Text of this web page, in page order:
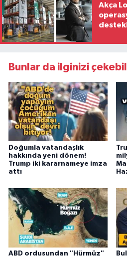
Akça
Bunlar da ilginizi
Doğumla vatandaşlık
hakkında yeni dönem!
Trump iki kararnameye imza
attı
ABD ordusundan "Hürmüz"